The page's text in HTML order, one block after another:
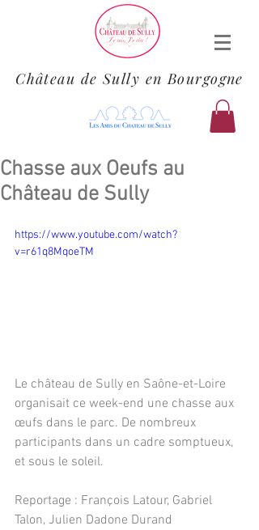
Château de Sully en Bourgogne
Chasse aux Oeufs au
Château de Sully
https://www.youtube.com/watch?
v=r61q8MqoeTM
Le château de Sully en Saône-et-Loire
organisait ce week-end une chasse aux
œufs dans le parc. De nombreux
participants dans un cadre somptueux,
et sous le soleil.
Reportage : François Latour, Gabriel
Talon, Julien Dadone Durand